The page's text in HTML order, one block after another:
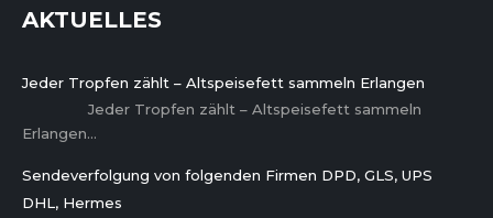
AKTUELLES
Jeder Tropfen zählt – Altspeisefett sammeln Erlangen
Jeder Tropfen zählt – Altspeisefett sammeln
Erlangen…
Sendeverfolgung von folgenden Firmen DPD, GLS, UPS
DHL, Hermes